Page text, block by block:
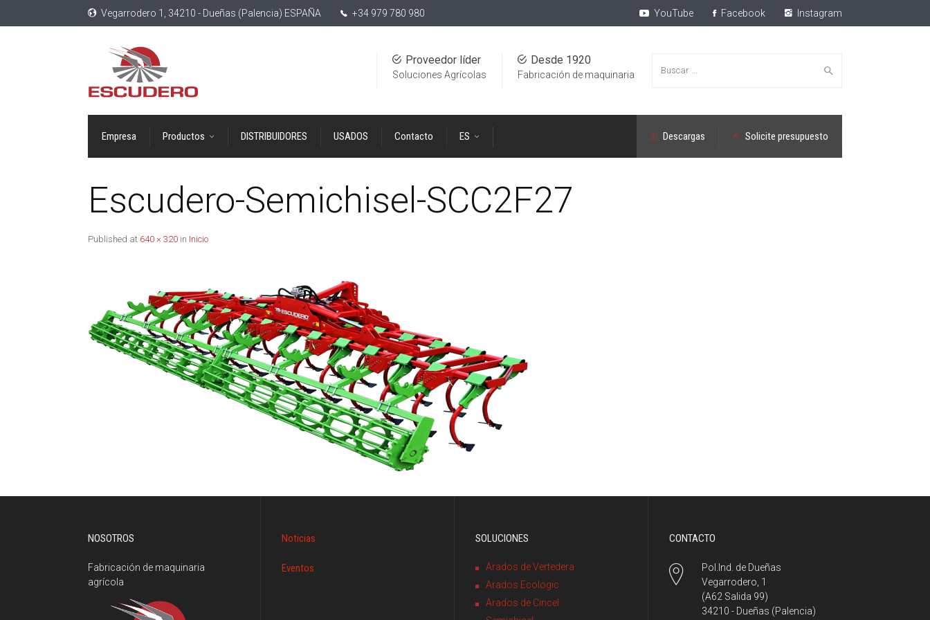
Vegarrodero 1, 34210 - Dueñas (Palencia) ESPAÑA +34 979 780 980 YouTube Facebook Instagram
Buscar:
Desde 1920
Fabricación de maquinaria
Proveedor líder
Soluciones Agrícolas
Empresa Productos DISTRIBUIDORES USADOS Contacto Solicite presupuesto
Descargas
ES
Escudero-Semichisel-SCC2F27
Published at 640 × 320 in Inicio
NOSOTROS
Fabricación de maquinaria
agrícola
Noticias
Eventos
SOLUCIONES
Arados de Vertedera
Arados Ecologic
Arados de Cincel
CONTACTO
Pol.Ind. de Dueñas
Vegarrodero, 1
(A62 Salida 99)
34210 - Dueñas (Palencia)